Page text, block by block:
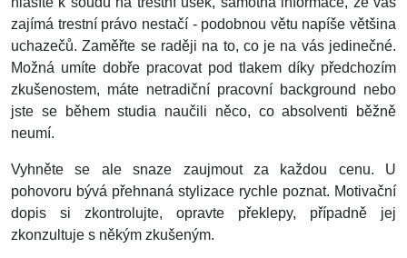
zajímá trestní právo nestačí - podobnou větu napíše většina
uchazečů. Zaměřte se raději na to, co je na vás jedinečné.
Možná umíte dobře pracovat pod tlakem díky předchozím
zkušenostem, máte netradiční pracovní background nebo
jste se během studia naučili něco, co absolventi běžně
neumí.
Vyhněte se ale snaze zaujmout za každou cenu. U
pohovoru bývá přehnaná stylizace rychle poznat. Motivační
dopis si zkontrolujte, opravte překlepy, případně jej
zkonzultuje s někým zkušeným.